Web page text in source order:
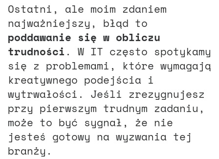
Ostatni, ale moim zdaniem
najważniejszy, błąd to
poddawanie się w obliczu
trudności . W IT często spotykamy
się z problemami, które wymagają
kreatywnego podejścia i
wytrwałości. Jeśli zrezygnujesz
przy pierwszym trudnym zadaniu,
może to być sygnał, że nie
jesteś gotowy na wyzwania tej
branży.